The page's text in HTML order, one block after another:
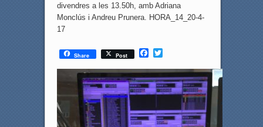
divendres a les 13.50h, amb Adriana
Monclús i Andreu Prunera. HORA_14_20-4-
17
Share Post
F
c
e
b
o
k
T
i
t
t
r